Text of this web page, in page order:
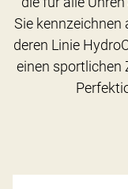
Sie kennzeichnen
deren Linie
einen sportlichen